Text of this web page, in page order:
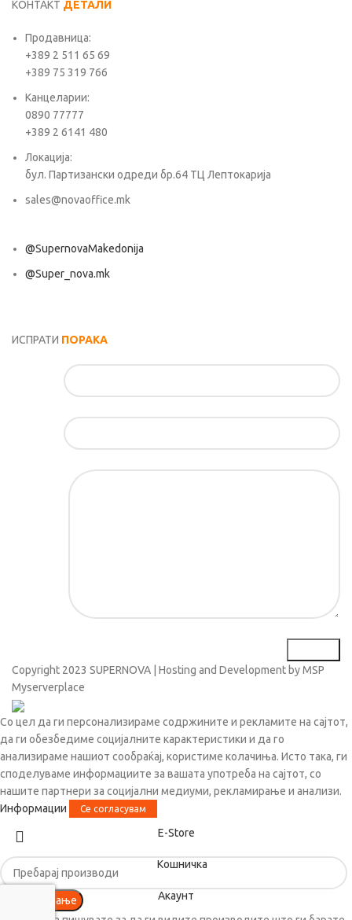
КОНТАКТ ДЕТАЛИ
Продавница:
+389 2 511 65 69
+389 75 319 766
Канцеларии:
0890 77777
+389 2 6141 480
Локација:
бул. Партизански одреди бр.64 ТЦ Лептокарија
sales@novaoffice.mk
@SupernovaMakedonija
@Super_nova.mk
ИСПРАТИ ПОРАКА
Copyright 2023 SUPERNOVA | Hosting and Development by MSP
Myserverplace
Со цел да ги персонализираме содржините и рекламите на сајтот,
да ги обезбедиме социјалните карактеристики и да го
анализираме нашиот сообраќај, користиме колачиња. Исто така, ги
споделуваме информациите за вашата употреба на сајтот, со
нашите партнери за социјални медиуми, рекламирање и анализи.
Информации
Се согласувам
Пребарување
Е-Store
Кошничка
Акаунт